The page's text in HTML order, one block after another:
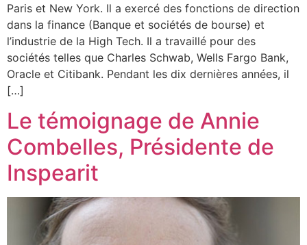
Paris et New York. Il a exercé des fonctions de direction
dans la finance (Banque et sociétés de bourse) et
l’industrie de la High Tech. Il a travaillé pour des
sociétés telles que Charles Schwab, Wells Fargo Bank,
Oracle et Citibank. Pendant les dix dernières années, il
[…]
Le témoignage de Annie
Combelles, Présidente de
Inspearit